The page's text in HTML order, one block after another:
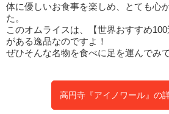
体に優しいお食事を楽しめ、とても心
た。
このオムライスは、【世界おすすめ
がある逸品なのですよ！
ぜひそんな名物を食べに足を運んでみ
高円寺『アイノワール』の